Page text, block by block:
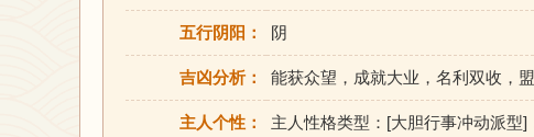
五行阴阳： 阴
吉凶分析： 能获众望，成就大业，名利双收，
主人个性：
主人性格类型：[大胆行事冲动派型]